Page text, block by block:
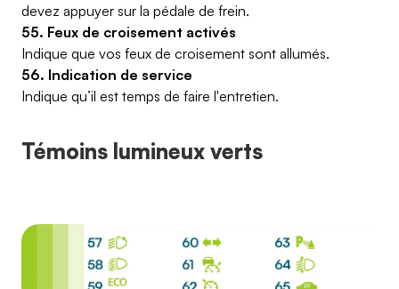
devez appuyer sur la pédale de frein.
55. Feux de croisement activés
Indique que vos feux de croisement sont allumés.
56. Indication de service
Indique qu’il est temps de faire l'entretien.
Témoins lumineux verts